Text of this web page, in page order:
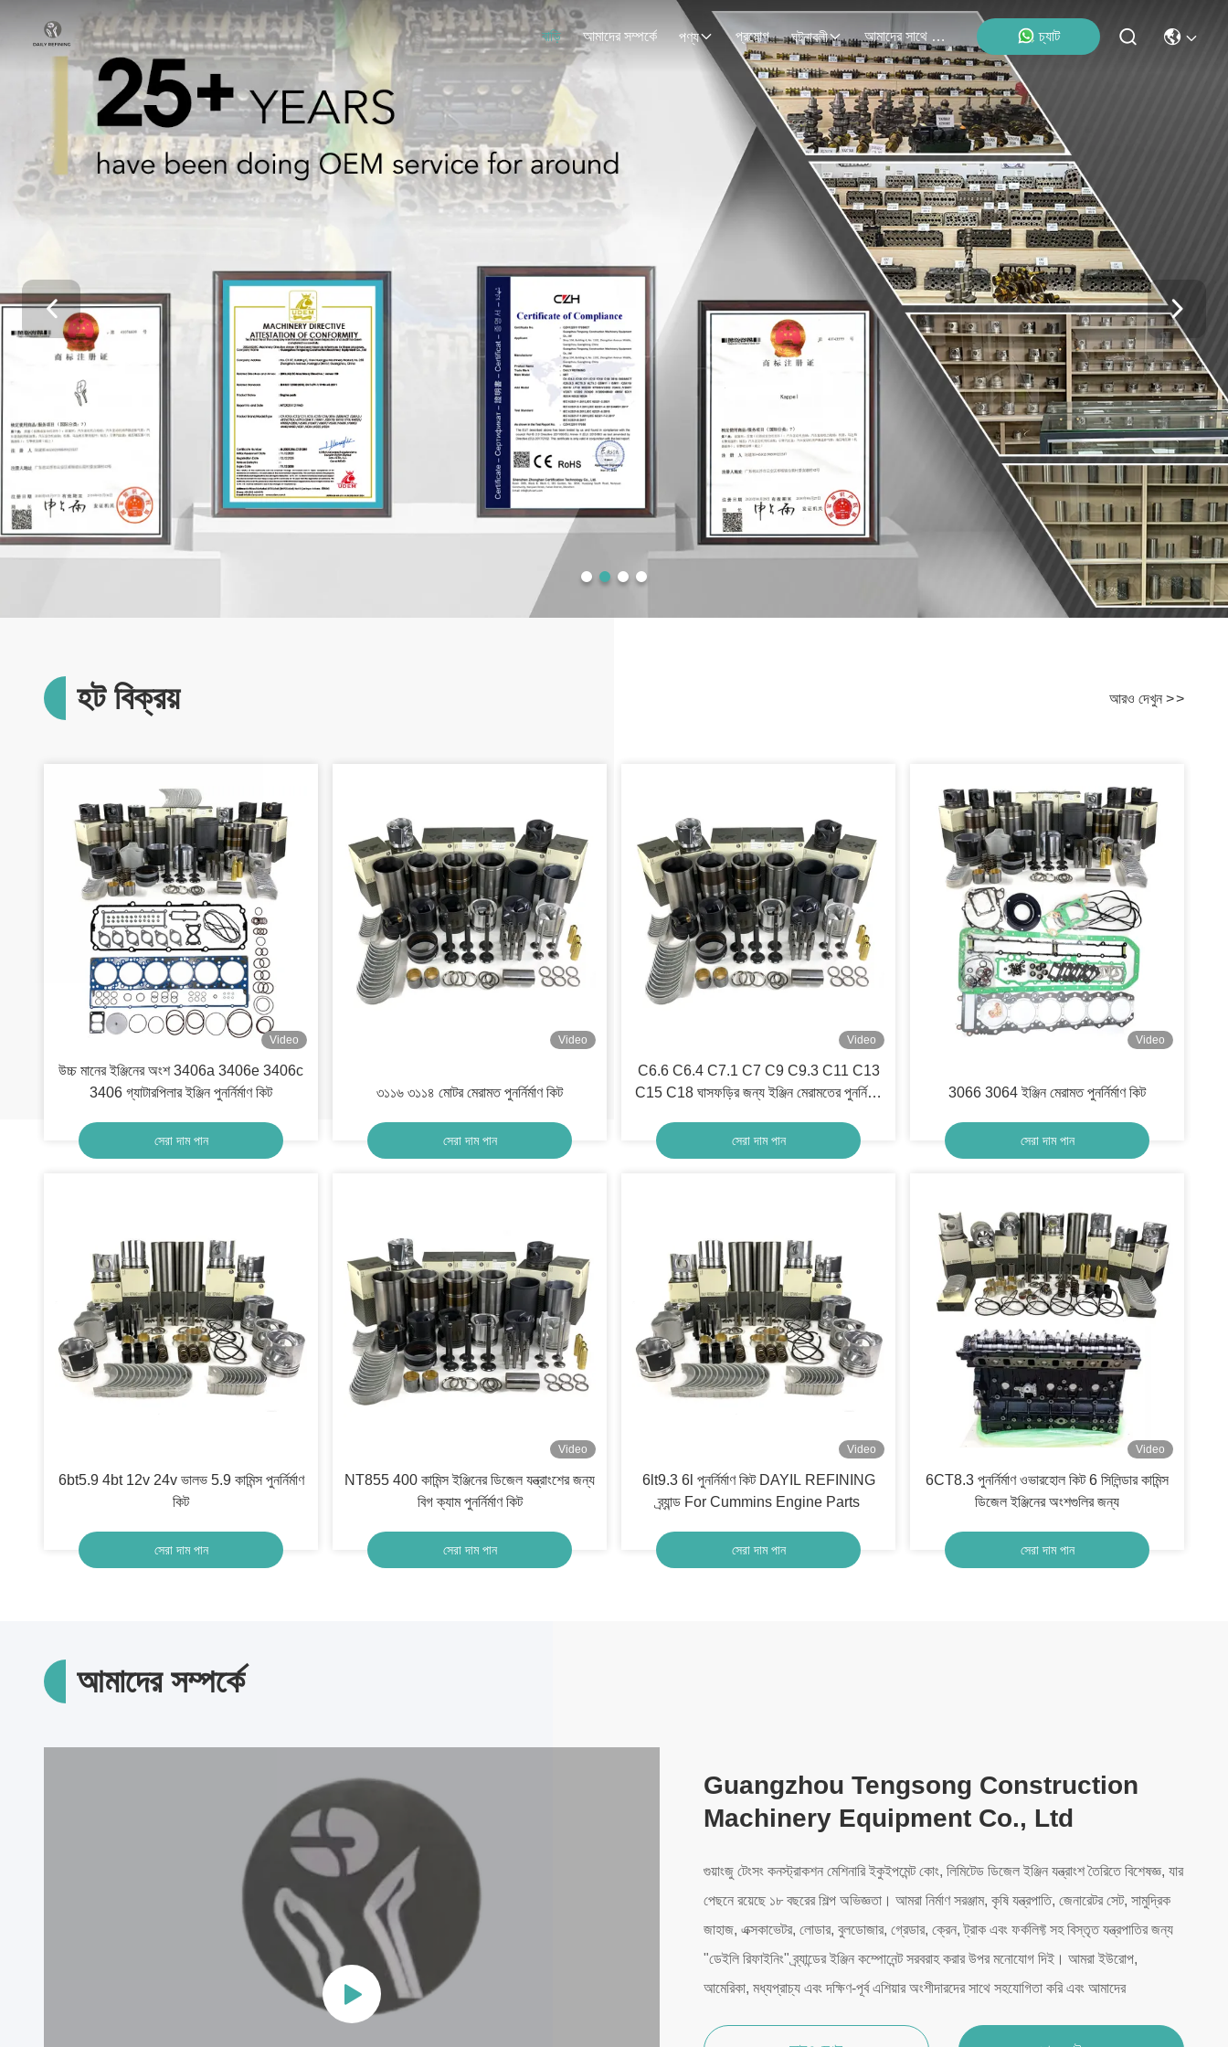
বাড়ি আমাদের সম্পর্কে পণ্য প্রয়োগ ঘটনাবলী আমাদের সাথে যোগাযোগ চ্যাট
হট বিক্রয় আরও দেখুন >>
Video
উচ্চ মানের ইঞ্জিনের অংশ 3406a 3406e 3406c
3406 গ্যাটারপিলার ইঞ্জিন পুনর্নির্মাণ কিট
সেরা দাম পান
Video
৩১১৬ ৩১১৪ মোটর মেরামত পুনর্নির্মাণ কিট
সেরা দাম পান
Video
C6.6 C6.4 C7.1 C7 C9 C9.3 C11 C13
C15 C18 ঘাসফড়ির জন্য ইঞ্জিন মেরামতের পুনর্নির্মাণ
সেরা দাম পান
Video
3066 3064 ইঞ্জিন মেরামত পুনর্নির্মাণ কিট
সেরা দাম পান
6bt5.9 4bt 12v 24v ভালভ 5.9 কামিন্স পুনর্নির্মাণ
কিট
সেরা দাম পান
Video
NT855 400 কামিন্স ইঞ্জিনের ডিজেল যন্ত্রাংশের জন্য
বিগ ক্যাম পুনর্নির্মাণ কিট
সেরা দাম পান
Video
6lt9.3 6l পুনর্নির্মাণ কিট DAYIL REFINING
ব্র্যান্ড For Cummins Engine Parts
সেরা দাম পান
Video
6CT8.3 পুনর্নির্মাণ ওভারহোল কিট 6 সিলিন্ডার কামিন্স
ডিজেল ইঞ্জিনের অংশগুলির জন্য
সেরা দাম পান
আমাদের সম্পর্কে
Guangzhou Tengsong Construction
Machinery Equipment Co., Ltd
গুয়াংজু টেংসং কনস্ট্রাকশন মেশিনারি ইকুইপমেন্ট কোং, লিমিটেড ডিজেল ইঞ্জিন যন্ত্রাংশ তৈরিতে বিশেষজ্ঞ, যার
পেছনে রয়েছে ১৮ বছরের শিল্প অভিজ্ঞতা। আমরা নির্মাণ সরঞ্জাম, কৃষি যন্ত্রপাতি, জেনারেটর সেট, সামুদ্রিক
জাহাজ, এক্সকাভেটর, লোডার, বুলডোজার, গ্রেডার, ক্রেন, ট্রাক এবং ফর্কলিফ্ট সহ বিস্তৃত যন্ত্রপাতির জন্য
"ডেইলি রিফাইনিং" ব্র্যান্ডের ইঞ্জিন কম্পোনেন্ট সরবরাহ করার উপর মনোযোগ দিই। আমরা ইউরোপ,
আমেরিকা, মধ্যপ্রাচ্য এবং দক্ষিণ-পূর্ব এশিয়ার অংশীদারদের সাথে সহযোগিতা করি এবং আমাদের